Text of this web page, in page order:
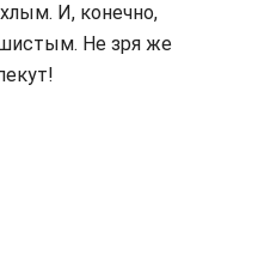
И, конечно,
Не зря же